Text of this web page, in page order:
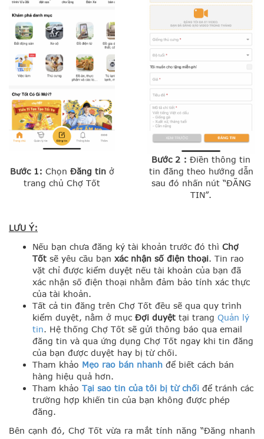
Bước 1: Chọn Đăng tin ở
trang chủ Chợ Tốt
Bước 2 : Điền thông tin
tin đăng theo hướng dẫn
sau đó nhấn nút “ĐĂNG
TIN”.
LƯU Ý:
Nếu bạn chưa đăng ký tài khoản trước đó thì Chợ
Tốt sẽ yêu cầu bạn xác nhận số điện thoại. Tin rao
vặt chỉ được kiểm duyệt nếu tài khoản của bạn đã
xác nhận số điện thoại nhằm đảm bảo tính xác thực
của tài khoản.
Tất cả tin đăng trên Chợ Tốt đều sẽ qua quy trình
kiểm duyệt, nằm ở mục Đợi duyệt tại trang Quản lý
tin. Hệ thống Chợ Tốt sẽ gửi thông báo qua email
đăng tin và qua ứng dụng Chợ Tốt ngay khi tin đăng
của bạn được duyệt hay bị từ chối.
Tham khảo Mẹo rao bán nhanh để biết cách bán
hàng hiệu quả hơn.
Tham khảo Tại sao tin của tôi bị từ chối để tránh các
trường hợp khiến tin của bạn không được phép
đăng.
Bên cạnh đó, Chợ Tốt vừa ra mắt tính năng “Đăng nhanh